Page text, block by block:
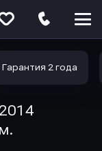
Гарантия 2 года